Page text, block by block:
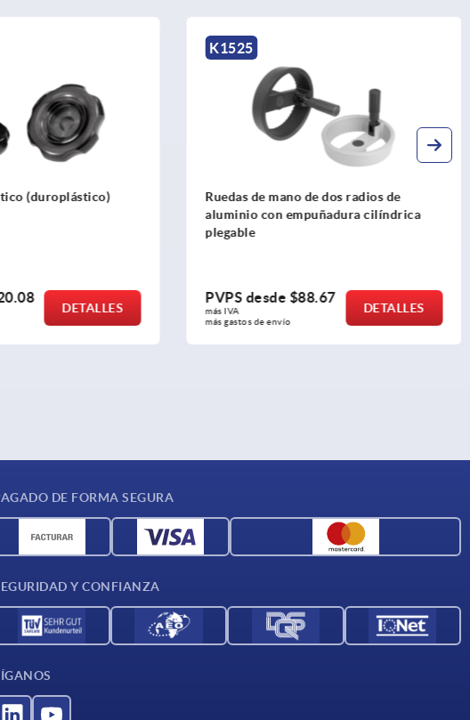
(duroplástico)
DETALLES
K1525
Ruedas de mano de dos radios de
aluminio con empuñadura cilíndrica
plegable
PVPS desde $88.67
más IVA
más gastos de envío
DETALLES
DE FORMA SEGURA
Y CONFIANZA